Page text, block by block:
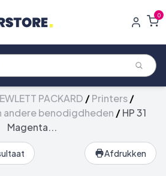
0
PACKARD /Printers/
andere benodigdheden /HP 31
Magenta...
Afdrukken